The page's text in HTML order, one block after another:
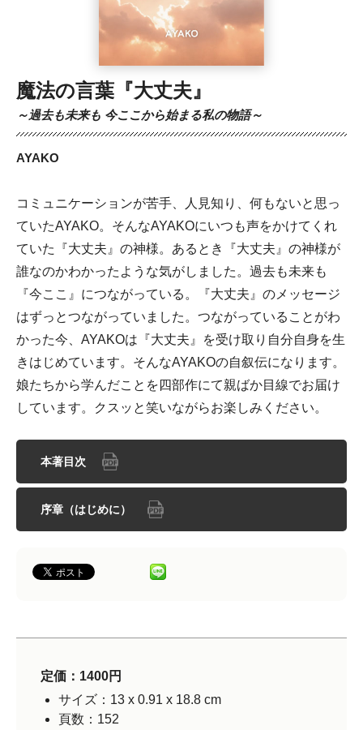
魔法の言葉『大丈夫』
～過去も未来も 今ここから始まる私の物語～
AYAKO
コミュニケーションが苦手、人見知り、何もないと思っ
ていたAYAKO。そんなAYAKOにいつも声をかけてくれ
ていた『大丈夫』の神様。あるとき『大丈夫』の神様が
誰なのかわかったような気がしました。過去も未来も
『今ここ』につながっている。『大丈夫』のメッセージ
はずっとつながっていました。つながっていることがわ
かった今、AYAKOは『大丈夫』を受け取り自分自身を生
きはじめています。そんなAYAKOの自叙伝になります。
娘たちから学んだことを四部作にて親ばか目線でお届け
しています。クスッと笑いながらお楽しみください。
本著目次
序章（はじめに）
定価：1400円
サイズ：13 x 0.91 x 18.8 cm
頁数：152